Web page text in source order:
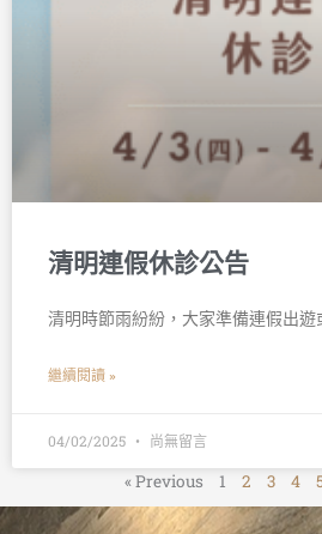
清明連假休診公告
清明時節雨紛紛，大家準備連假出
繼續閱讀 »
04/02/2025 尚無留言
« Previous 1 2 3 4